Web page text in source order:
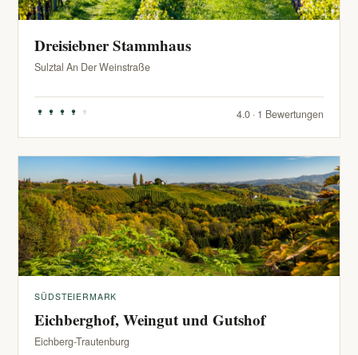
Dreisiebner Stammhaus
Sulztal An Der Weinstraße
4.0 · 1 Bewertungen
SÜDSTEIERMARK
Eichberghof, Weingut und Gutshof
Eichberg-Trautenburg